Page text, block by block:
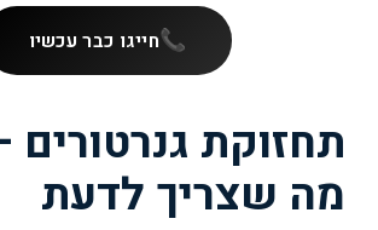
חייגו כבר עכשיו
תחזוקת גנרטורים
מה שצריך לדעת